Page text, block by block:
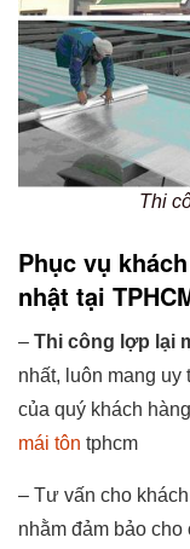
Thi
Phục vụ
nhật tại
– Thi công lợp lại
nhất, luôn mang
của quý khách
mái tôn tphcm
– Tư vấn cho
nhằm đảm bảo cho